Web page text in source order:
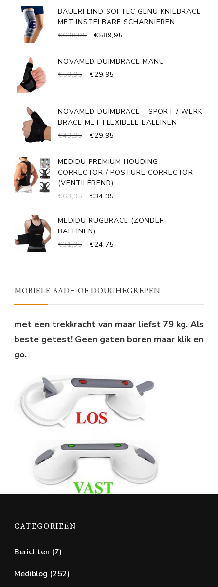
BAUERFEIND SOFTEC GENU KNIEBRACE
MET INSTELBARE SCHARNIEREN
€699,95
OORSPRONKELIJKE
€699,95.
€589,95
€589,95.
NOVAMED DUIMBRACE MANU
€59,95
OORSPRONKELIJKE
€29,95
NOVAMED DUIMBRACE - SPORT / WERK
BRACE MET FLEXIBELE BALEINEN
€49,95
OORSPRONKELIJKE
€49,95.
€29,95
€29,95.
MEDIDU PREMIUM HOUDING
CORRECTOR / POSTURE CORRECTOR
(VENTILEREND)
€63,95
OORSPRONKELIJKE
WAS:
€63,95.
€34,95
IS:
MEDIDU RUGBRACE (ZONDER
BALEINEN)
€31,95
OORSPRONKELIJKE
€24,75
MOBIELE BAD- OF DOUCHEGREPEN
met een trekkracht van maar liefst 79 kg. Als
beste getest! Geen gaten boren maar klik en
go.
CATEGORIEËN
Berichten (7)
Mediblog (252)